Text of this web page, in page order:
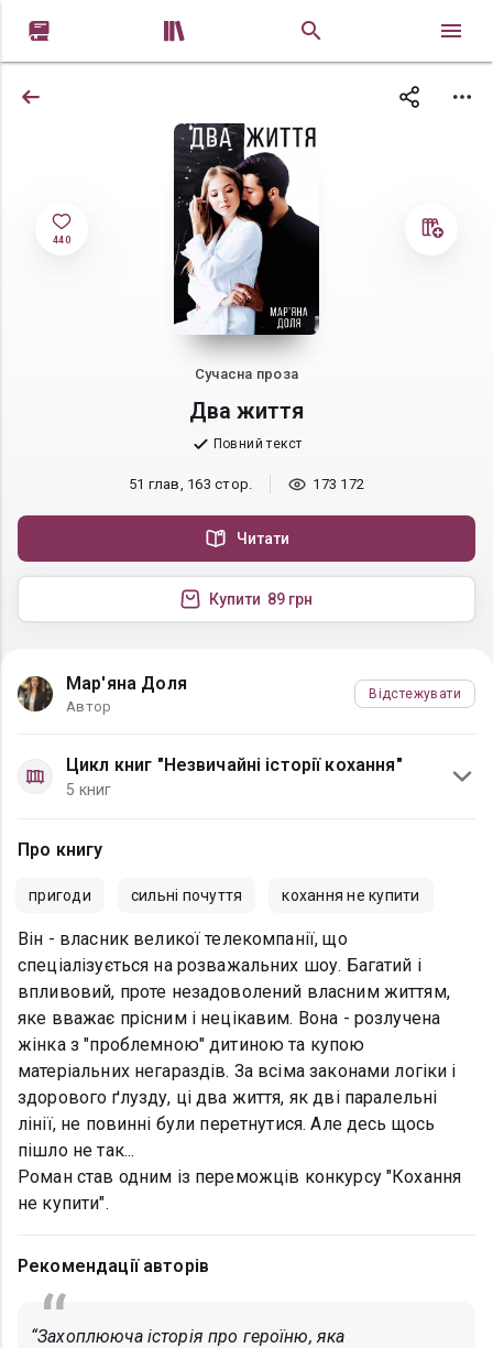
 
440
Сучасна проза
Два життя
Повний текст
51 глав, 163 стор. 173 172
Читати
Купити 89 грн
Мар'яна Доля
Автор
Відстежувати
Цикл книг "Незвичайні історії кохання"
5 книг
Про книгу
пригоди сильні почуття кохання не купити
Він - власник великої телекомпанії, що
спеціалізується на розважальних шоу. Багатий і
впливовий, проте незадоволений власним життям,
яке вважає прісним і нецікавим. Вона - розлучена
жінка з "проблемною" дитиною та купою
матеріальних негараздів. За всіма законами логіки і
здорового ґлузду, ці два життя, як дві паралельні
лінії, не повинні були перетнутися. Але десь щось
пішло не так...
Роман став одним із переможців конкурсу "Кохання
не купити".
Рекомендації авторів
“Захоплююча історія про героїню, яка